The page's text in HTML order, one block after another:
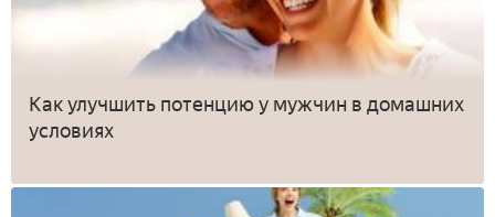
Как улучшить потенцию у мужчин в домашних
условиях